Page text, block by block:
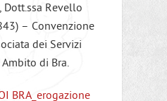
Revello
– Convenzione
dei Servizi
di Bra.
BRA_erogazione